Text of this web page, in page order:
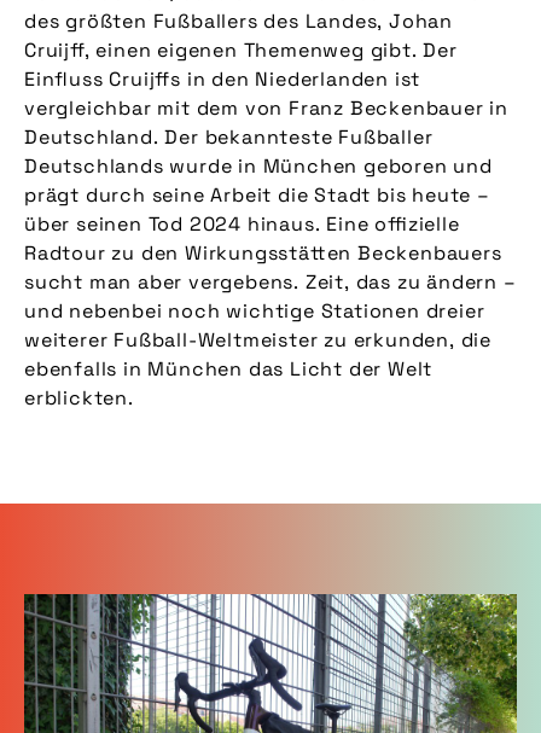
des größten Fußballers des Landes, Johan
Cruijff, einen eigenen Themenweg gibt. Der
Einfluss Cruijffs in den Niederlanden ist
vergleichbar mit dem von Franz Beckenbauer in
Deutschland. Der bekannteste Fußballer
Deutschlands wurde in München geboren und
prägt durch seine Arbeit die Stadt bis heute –
über seinen Tod 2024 hinaus. Eine offizielle
Radtour zu den Wirkungsstätten Beckenbauers
sucht man aber vergebens. Zeit, das zu ändern –
und nebenbei noch wichtige Stationen dreier
weiterer Fußball-Weltmeister zu erkunden, die
ebenfalls in München das Licht der Welt
erblickten.